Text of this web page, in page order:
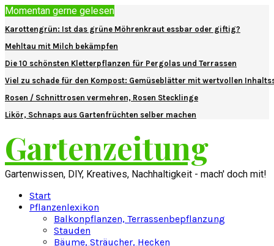
Momentan gerne gelesen
Karottengrün: Ist das grüne Möhrenkraut essbar oder giftig?
Mehltau mit Milch bekämpfen
Die 10 schönsten Kletterpflanzen für Pergolas und Terrassen
Viel zu schade für den Kompost: Gemüseblätter mit wertvollen
Rosen / Schnittrosen vermehren, Rosen Stecklinge
Likör, Schnaps aus Gartenfrüchten selber machen
Gartenzeitung
Gartenwissen, DIY, Kreatives, Nachhaltigkeit - mach' doch mit!
Start
Pflanzenlexikon
Balkonpflanzen, Terrassenbepflanzung
Stauden
Bäume, Sträucher, Hecken